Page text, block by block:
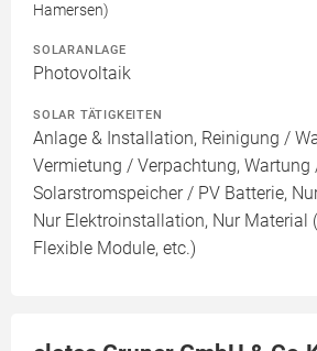
Hamersen)
SOLARANLAGE
Photovoltaik
SOLAR TÄTIGKEITEN
Anlage & Installation, Reinigung /
Vermietung / Verpachtung, Wartung
Solarstromspeicher / PV Batterie,
Nur Elektroinstallation, Nur Material
Flexible Module, etc.)